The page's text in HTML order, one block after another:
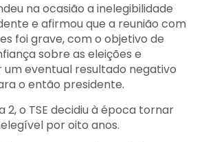
na ocasião a inelegibilidade
e afirmou que a reunião com
foi grave, com o objetivo de
sobre as eleições e
um eventual resultado negativo
o então presidente.
2, o TSE decidiu à época tornar
por oito anos.